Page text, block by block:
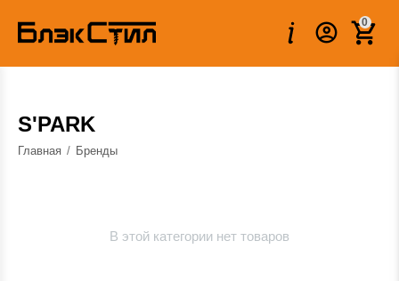
0
S'PARK
Главная / Бренды
В этой категории нет товаров